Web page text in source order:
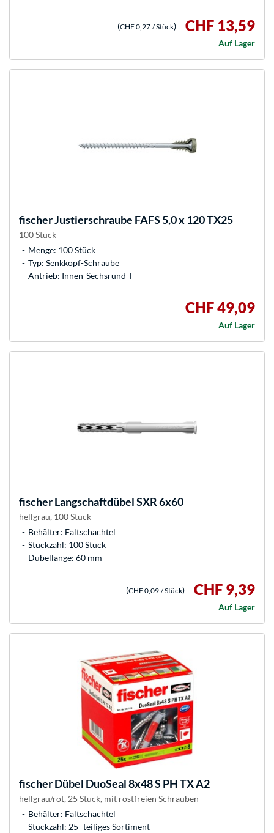
(CHF 0,27 / Stück) CHF 13,59
Auf Lager
fischerJustierschraube FAFS 5,0 x 120 TX25
100 Stück
Menge: 100 Stück
Typ: Senkkopf-Schraube
Antrieb: Innen-Sechsrund T
CHF 49,09
Auf Lager
fischerLangschaftdübel SXR 6x60
hellgrau, 100 Stück
Behälter: Faltschachtel
Stückzahl: 100 Stück
Dübellänge: 60 mm
(CHF 0,09 / Stück) CHF 9,39
Auf Lager
fischerDübel DuoSeal 8x48 S PH TX A2
hellgrau/rot, 25 Stück, mit rostfreien Schrauben
Behälter: Faltschachtel
Stückzahl: 25 -teiliges Sortiment